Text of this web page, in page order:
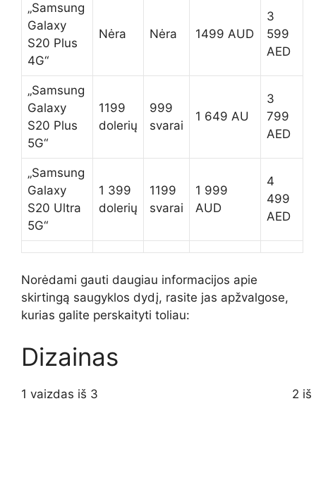
„Samsung
Galaxy
S20 Plus
4G“
Nėra Nėra 1499 AUD
3
599
AED
„Samsung
Galaxy
S20 Plus
5G“
1199
dolerių
999
svarai
1 649 AU
3
799
AED
„Samsung
Galaxy
S20 Ultra
5G“
1 399
dolerių
1199
svarai
1 999
AUD
4
499
AED
Norėdami gauti daugiau informacijos apie
skirtingą saugyklos dydį, rasite jas apžvalgose,
kurias galite perskaityti toliau:
Dizainas
1 vaizdas iš 3 2 iš